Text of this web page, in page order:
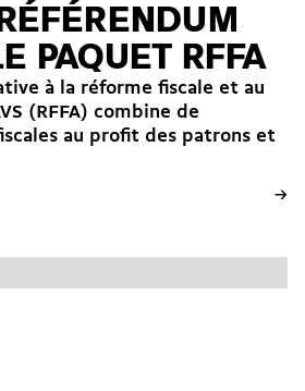
PAQUET RFFA
à la réforme fiscale et au
(RFFA) combine de
au profit des patrons et
→